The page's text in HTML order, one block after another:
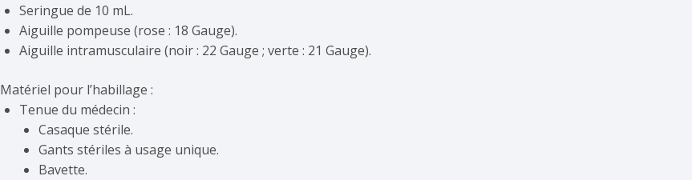
Seringue de 10 mL.
Aiguille pompeuse (rose : 18 Gauge).
Aiguille intramusculaire (noir : 22 Gauge ; verte : 21 Gauge).
Matériel pour l’habillage :
Tenue du médecin :
Casaque stérile.
Gants stériles à usage unique.
Bavette.